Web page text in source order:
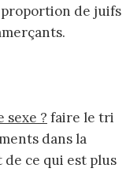
de juifs
sexe ? faire le tri
dans la
ce qui est plus